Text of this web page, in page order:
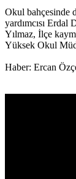
Okul bahçesinde
yardımcısı
Yılmaz, İlçe
Yüksek Okul
Haber: Ercan